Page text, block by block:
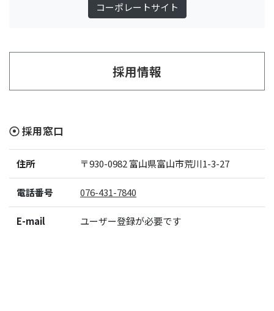
コーポレートサイト
採用情報
採用窓口
住所 〒930-0982 富山県富山市荒川1-3-27
電話番号 076-431-7840
E-mail ユーザー登録が必要です